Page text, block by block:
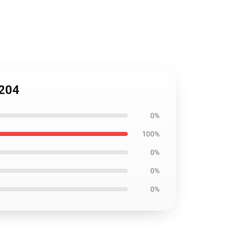
0%
100%
0%
0%
0%